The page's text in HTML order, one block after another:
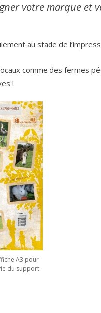
votre marque et
au stade de
comme des fermes
!
A3 pour
du support.